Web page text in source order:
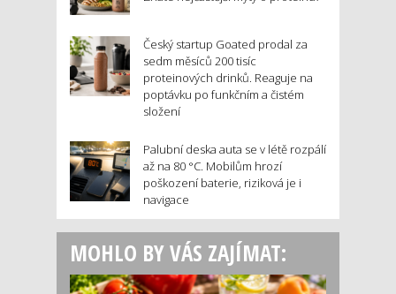
Český startup Goated prodal za
sedm měsíců 200 tisíc
proteinových drinků. Reaguje na
poptávku po funkčním a čistém
složení
Palubní deska auta se v létě rozpálí
až na 80 °C. Mobilům hrozí
poškození baterie, riziková je i
navigace
MOHLO BY VÁS ZAJÍMAT: